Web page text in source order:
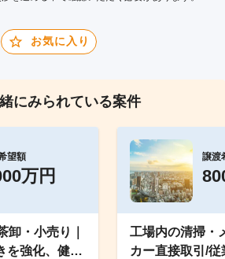
お気に入り
にみられている案件
望額
万円
卸・小売り｜
を強化、健康
譲渡
工場内の清掃・
カー直接取引/